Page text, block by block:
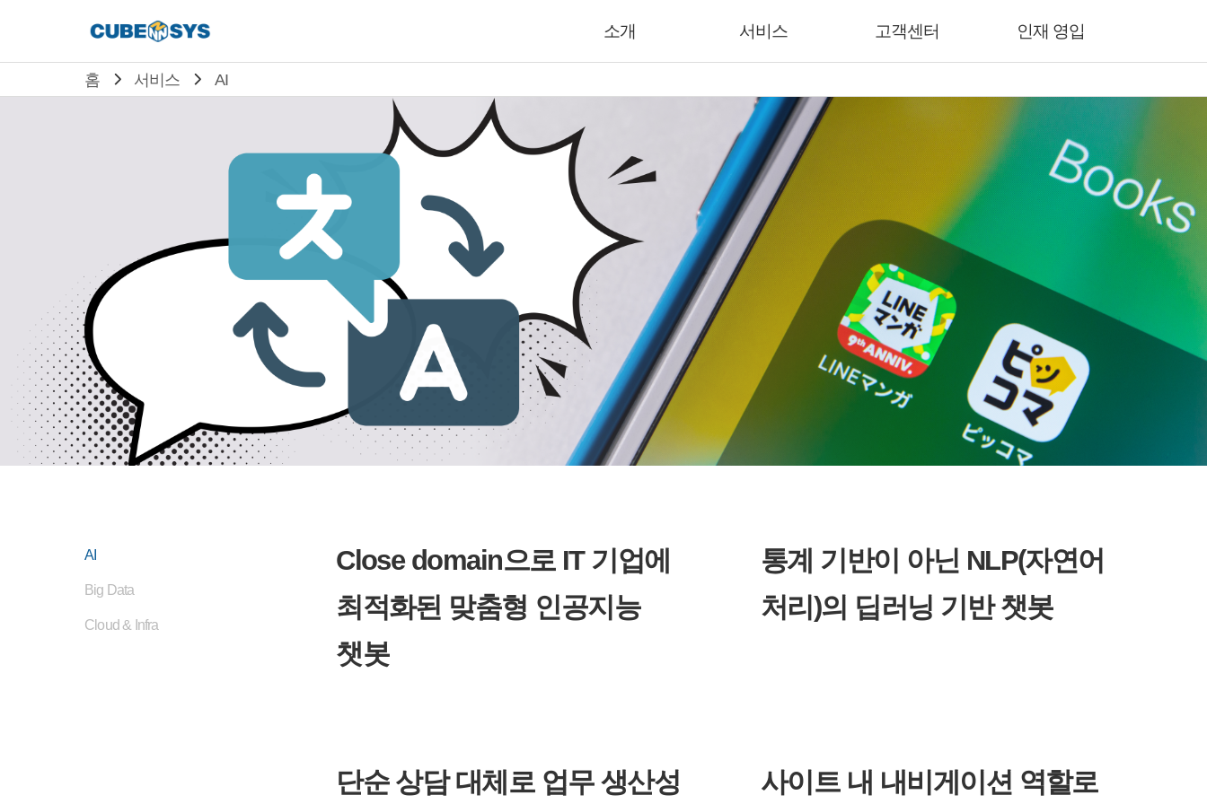
소개 서비스 고객센터 인재 영입
홈 서비스 AI
AI
Big Data
Cloud & Infra
Close domain으로 IT 기업에
최적화된 맞춤형 인공지능
챗봇
통계 기반이 아닌 NLP(자연어
처리)의 딥러닝 기반 챗봇
단순 상담 대체로 업무 생산성
사이트 내 내비게이션 역할로